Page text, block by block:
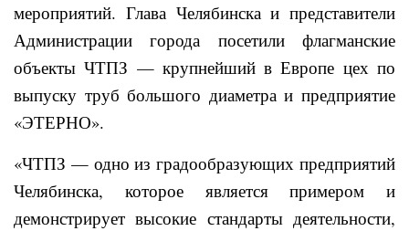
мероприятий. Глава Челябинска и представители
Администрации города посетили флагманские
объекты ЧТПЗ — крупнейший в Европе цех по
выпуску труб большого диаметра и предприятие
«ЭТЕРНО».
«ЧТПЗ — одно из градообразующих предприятий
Челябинска, которое является примером и
демонстрирует высокие стандарты деятельности,